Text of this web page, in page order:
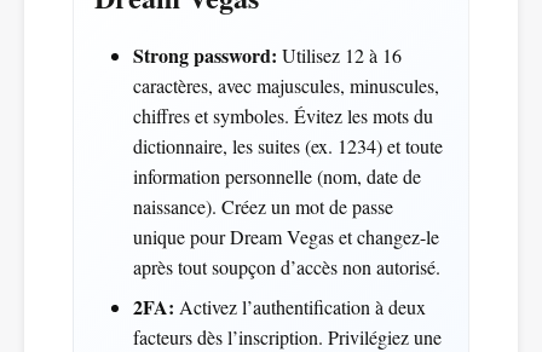
Strong password: Utilisez 12 à 16
caractères, avec majuscules, minuscules,
chiffres et symboles. Évitez les mots du
dictionnaire, les suites (ex. 1234) et toute
information personnelle (nom, date de
naissance). Créez un mot de passe
unique pour Dream Vegas et changez-le
après tout soupçon d’accès non autorisé.
2FA: Activez l’authentification à deux
facteurs dès l’inscription. Privilégiez une